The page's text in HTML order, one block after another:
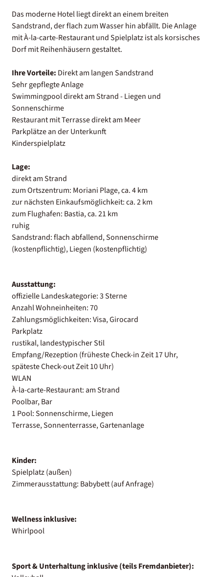
Das moderne Hotel liegt direkt an einem breiten
Sandstrand, der flach zum Wasser hin abfällt. Die Anlage
mit À-la-carte-Restaurant und Spielplatz ist als korsisches
Dorf mit Reihenhäusern gestaltet.
Ihre Vorteile: Direkt am langen Sandstrand
Sehr gepflegte Anlage
Swimmingpool direkt am Strand - Liegen und
Sonnenschirme
Restaurant mit Terrasse direkt am Meer
Parkplätze an der Unterkunft
Kinderspielplatz
Lage:
direkt am Strand
zum Ortszentrum: Moriani Plage, ca. 4 km
zur nächsten Einkaufsmöglichkeit: ca. 2 km
zum Flughafen: Bastia, ca. 21 km
ruhig
Sandstrand: flach abfallend, Sonnenschirme
(kostenpflichtig), Liegen (kostenpflichtig)
Ausstattung:
offizielle Landeskategorie: 3 Sterne
Anzahl Wohneinheiten: 70
Zahlungsmöglichkeiten: Visa, Girocard
Parkplatz
rustikal, landestypischer Stil
Empfang/Rezeption (früheste Check-in Zeit 17 Uhr,
späteste Check-out Zeit 10 Uhr)
WLAN
À-la-carte-Restaurant: am Strand
Poolbar, Bar
1 Pool: Sonnenschirme, Liegen
Terrasse, Sonnenterrasse, Gartenanlage
Kinder:
Spielplatz (außen)
Zimmerausstattung: Babybett (auf Anfrage)
Wellness inklusive:
Whirlpool
Sport & Unterhaltung inklusive (teils Fremdanbieter):